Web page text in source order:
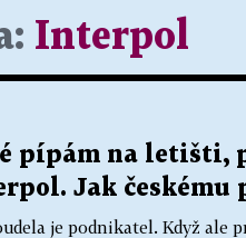
Interpol
pípám na letišti,
Jak
je podnikatel. Když